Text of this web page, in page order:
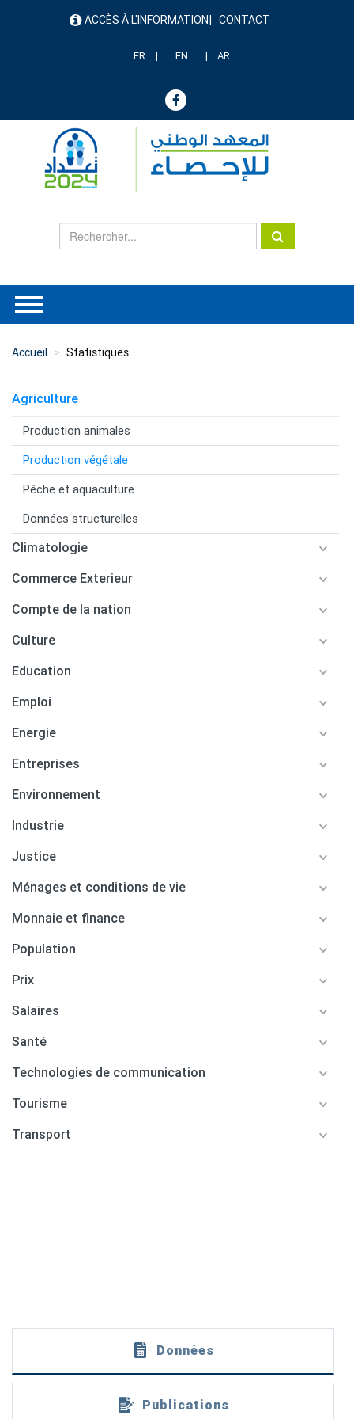
menu ACCÈS À L'INFORMATION CONTACT
FR EN AR
Accueil Statistiques
Agriculture
Production animales
Production végétale
Pêche et aquaculture
Données structurelles
Climatologie
Commerce Exterieur
Compte de la nation
Culture
Education
Emploi
Energie
Entreprises
Environnement
Industrie
Justice
Ménages et conditions de vie
Monnaie et finance
Population
Prix
Salaires
Santé
Technologies de communication
Tourisme
Transport
Données
Publications